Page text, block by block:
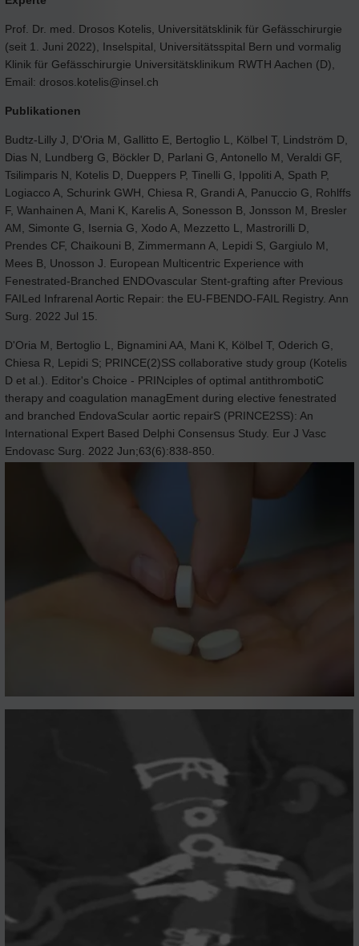
Prof. Dr. med. Drosos Kotelis, Universitätsklinik für Gefässchirurgie
(seit 1. Juni 2022), Inselspital, Universitätsspital Bern und vormalig
Klinik für Gefässchirurgie Universitätsklinikum RWTH Aachen (D),
Email: drosos.kotelis@insel.ch
Publikationen
Budtz-Lilly J, D'Oria M, Gallitto E, Bertoglio L, Kölbel T, Lindström D,
Dias N, Lundberg G, Böckler D, Parlani G, Antonello M, Veraldi GF,
Tsilimparis N, Kotelis D, Dueppers P, Tinelli G, Ippoliti A, Spath P,
Logiacco A, Schurink GWH, Chiesa R, Grandi A, Panuccio G, Rohlffs
F, Wanhainen A, Mani K, Karelis A, Sonesson B, Jonsson M, Bresler
AM, Simonte G, Isernia G, Xodo A, Mezzetto L, Mastrorilli D,
Prendes CF, Chaikouni B, Zimmermann A, Lepidi S, Gargiulo M,
Mees B, Unosson J. European Multicentric Experience with
Fenestrated-Branched ENDOvascular Stent-grafting after Previous
FAILed Infrarenal Aortic Repair: the EU-FBENDO-FAIL Registry. Ann
Surg. 2022 Jul 15.
D'Oria M, Bertoglio L, Bignamini AA, Mani K, Kölbel T, Oderich G,
Chiesa R, Lepidi S; PRINCE(2)SS collaborative study group (Kotelis
D et al.). Editor's Choice - PRINciples of optimal antithrombotiC
therapy and coagulation managEment during elective fenestrated
and branched EndovaScular aortic repairS (PRINCE2SS): An
International Expert Based Delphi Consensus Study. Eur J Vasc
Endovasc Surg. 2022 Jun;63(6):838-850.